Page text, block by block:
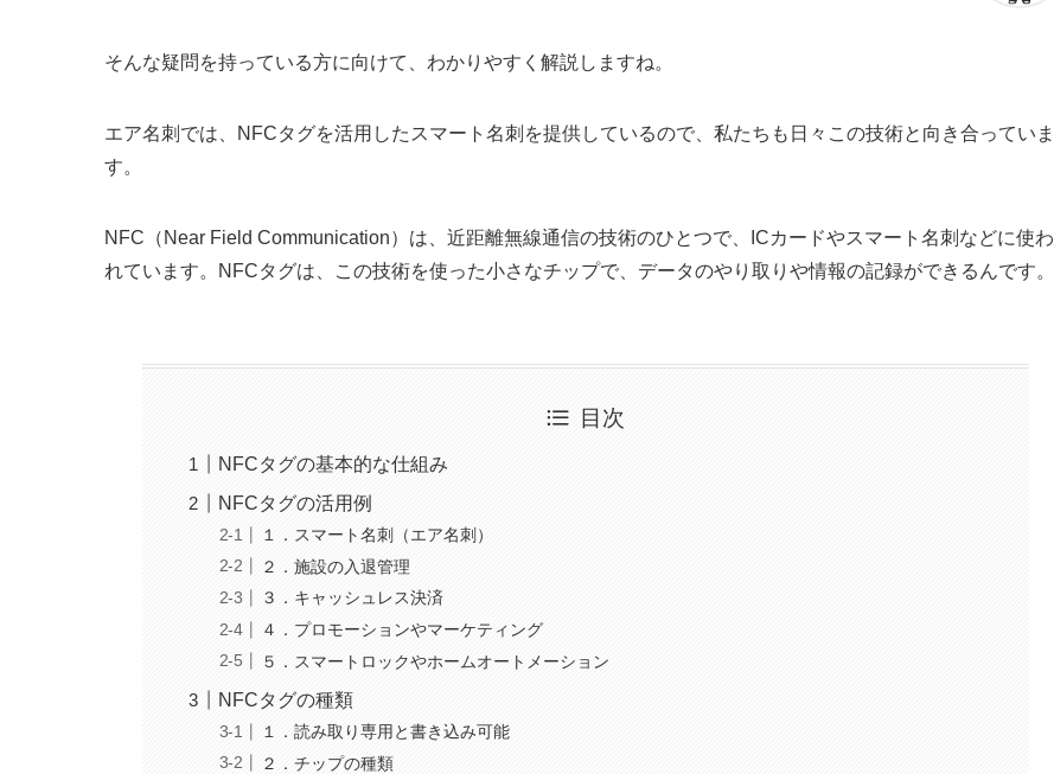
そんな疑問を持っている方に向けて、わかりやすく解説しますね。
エア名刺では、NFCタグを活用したスマート名刺を提供しているので、私たちも日々この技術と向き合っていま
す。
NFC（Near Field Communication）は、近距離無線通信の技術のひとつで、ICカードやスマート名刺などに使わ
れています。NFCタグは、この技術を使った小さなチップで、データのやり取りや情報の記録ができるんです。
目次
NFCタグの基本的な仕組み
NFCタグの活用例
１．スマート名刺（エア名刺）
２．施設の入退管理
３．キャッシュレス決済
４．プロモーションやマーケティング
５．スマートロックやホームオートメーション
NFCタグの種類
１．読み取り専用と書き込み可能
２．チップの種類